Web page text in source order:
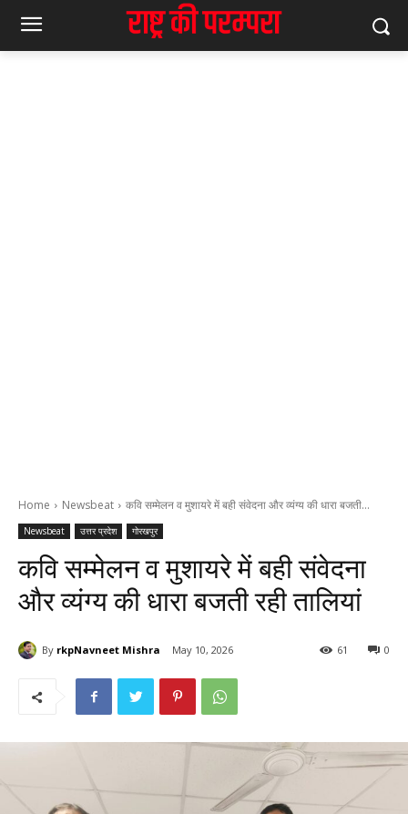
Home Newsbeat कवि सम्मेलन व मुशायरे में बही संवेदना और व्यंग्य की धारा बजती...
Newsbeat उत्तर प्रदेश गोरखपुर
कवि सम्मेलन व मुशायरे में बही संवेदना
और व्यंग्य की धारा बजती रही तालियां
By rkpNavneet Mishra May 10, 2026 0
61